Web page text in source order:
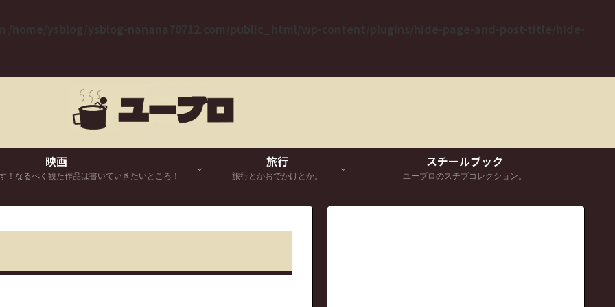
映画
！なるべく観た作品は書いていきたいところ！
旅行
旅行とかおでかけとか。
スチールブック
ユーブロのスチブコレクション。